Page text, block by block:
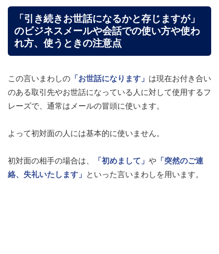
「引き続きお世話になるかと存じますが」
のビジネスメールや会話での使い方や使わ
れ方、使うときの注意点
この言いまわしの 「お世話になります」 は現在お付き合い
のある取引先やお世話になっている人に対して使用するフ
レーズで、通常はメールの冒頭に使います。
よって初対面の人には基本的に使いません。
初対面の相手の場合は、 「初めまして」 や 「突然のご連
絡、失礼いたします」
といった言いまわしを用います。